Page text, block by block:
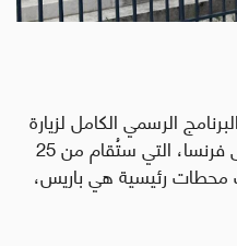
الرسمي الكامل لزيارة
البابا لاون الرابع عشر الرسولية إلى فرنسا، التي ستُقام من 25
وتشمل ثلاث محطات رئيسية هي باريس،